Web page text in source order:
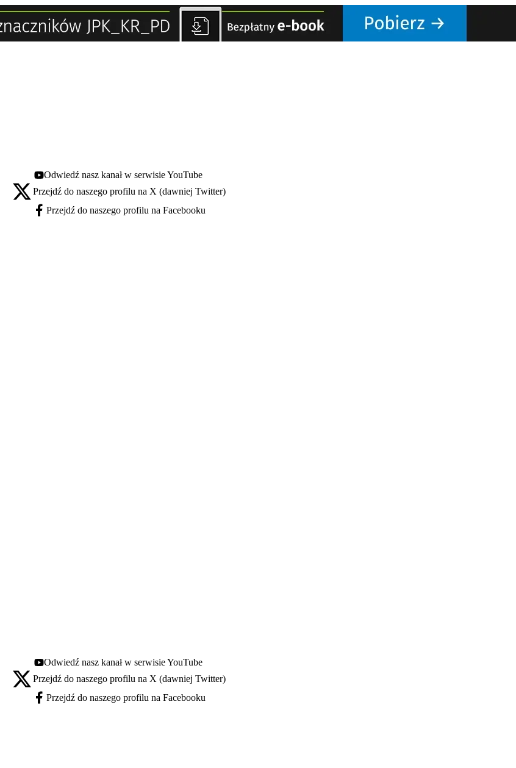
Youtube - otwiera się w nowej karcie
Odwiedź nasz kanał w serwisie YouTube
X - otwiera się w nowej karcie
Przejdź do naszego profilu na X (dawniej Twitter)
Facebook - otwiera się w nowej karcie
Przejdź do naszego profilu na Facebooku
Youtube - otwiera się w nowej karcie
Odwiedź nasz kanał w serwisie YouTube
X - otwiera się w nowej karcie
Przejdź do naszego profilu na X (dawniej Twitter)
Facebook - otwiera się w nowej karcie
Przejdź do naszego profilu na Facebooku